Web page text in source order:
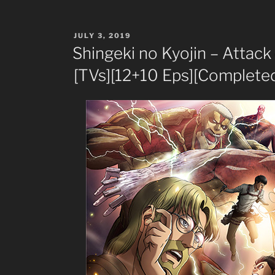
POSTED
JULY 3, 2019
Shingeki no Kyojin –
[TVs][12+10